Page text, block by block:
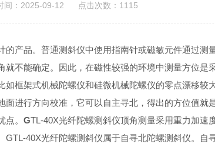
间：2025-09-12 点击次数：1115
产品。普通测斜仪中使用指南针或磁敏元件通过测
不能确定。因此，在磁性较强的环境中测量方位是
框架式机械陀螺仪和硅微机械陀螺仪的零点漂移较
进行方向校准，它可以自主寻北，得出的方位值就
。 GTL-40X光纤陀螺测斜仪顶角测量采用重力加速
GTL-40X光纤陀螺测斜仪属于自寻北陀螺测斜仪。自